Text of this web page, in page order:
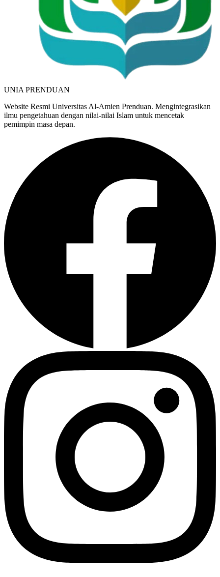
UNIA PRENDUAN
Website Resmi Universitas Al-Amien Prenduan. Mengintegrasikan
ilmu pengetahuan dengan nilai-nilai Islam untuk mencetak
pemimpin masa depan.